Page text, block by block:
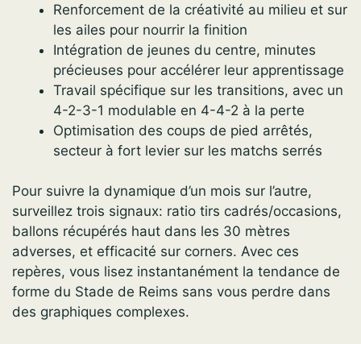
Renforcement de la créativité au milieu et sur
les ailes pour nourrir la finition
Intégration de jeunes du centre, minutes
précieuses pour accélérer leur apprentissage
Travail spécifique sur les transitions, avec un
4-2-3-1 modulable en 4-4-2 à la perte
Optimisation des coups de pied arrêtés,
secteur à fort levier sur les matchs serrés
Pour suivre la dynamique d’un mois sur l’autre,
surveillez trois signaux: ratio tirs cadrés/occasions,
ballons récupérés haut dans les 30 mètres
adverses, et efficacité sur corners. Avec ces
repères, vous lisez instantanément la tendance de
forme du Stade de Reims sans vous perdre dans
des graphiques complexes.